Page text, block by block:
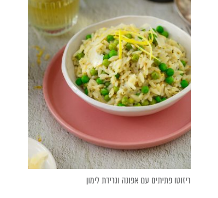
ריזוטו פתיתים עם אפונה וגרידת לימון